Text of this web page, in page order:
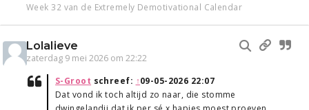
Week 32 van de Extremely Demotivational Calendar
Lolalieve
zaterdag 9 mei 2026 om 22:22
S-Groot schreef: ↑09-05-2026 22:07
Dat vond ik toch altijd zo naar, die stomme